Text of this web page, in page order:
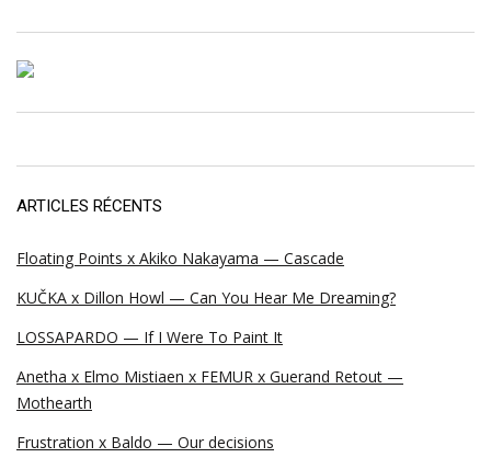
ARTICLES RÉCENTS
Floating Points x Akiko Nakayama — Cascade
KUČKA x Dillon Howl — Can You Hear Me Dreaming?
LOSSAPARDO — If I Were To Paint It
Anetha x Elmo Mistiaen x FEMUR x Guerand Retout —
Mothearth
Frustration x Baldo — Our decisions